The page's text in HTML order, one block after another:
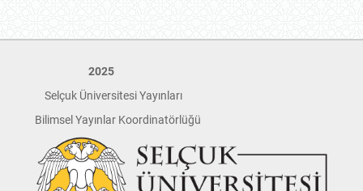
2025
Selçuk Üniversitesi Yayınları
Bilimsel Yayınlar Koordinatörlüğü